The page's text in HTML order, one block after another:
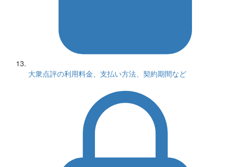
大衆点評の利用料金、支払い方法、契約期間など